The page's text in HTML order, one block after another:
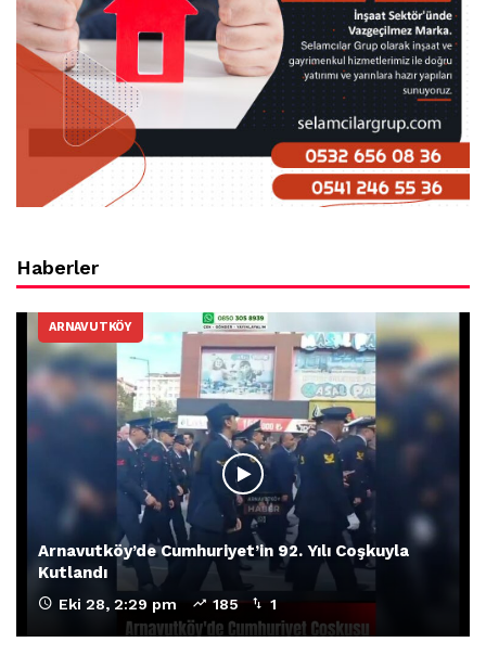
Haberler
ARNAVUTKÖY
Arnavutköy’de Cumhuriyet’in 92. Yılı Coşkuyla
Kutlandı
Eki 28, 2:29 pm 185 1